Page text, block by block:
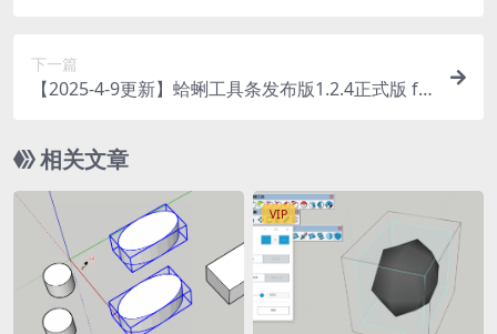
下一篇
【2025-4-9更新】蛤蜊工具条发布版1.2.4正式版 fo
相关文章
VIP